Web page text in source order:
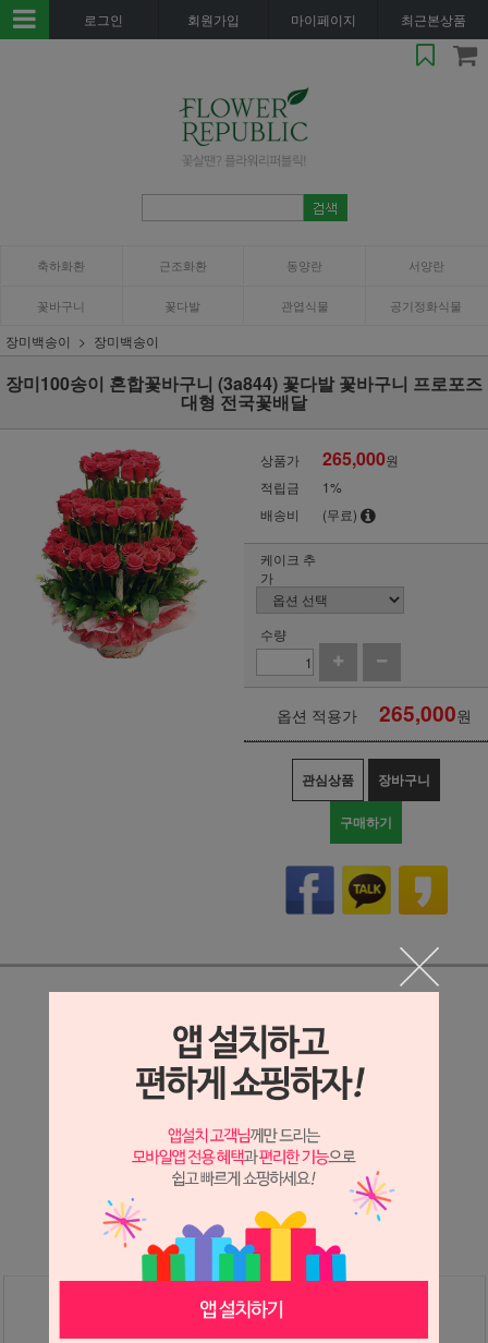
로그인 회원가입 마이페이지 최근본상품
축하화환 근조화환 동양란 서양란
꽃바구니 꽃다발 관엽식물 공기정화식물
장미백송이 장미백송이
장미100송이 혼합꽃바구니 (3a844) 꽃다발 꽃바구니 프로포즈
대형 전국꽃배달
상품가 265,000원
적립금
1%
배송비
(무료)
케이크 추
가
수량
옵션 적용가 265,000원
관심상품 장바구니
구매하기
상세정보 새창 열기
상세 정보를 확대해 보실 수 있습니다.
※ 필독해주세요 ※
는 시세 변동에 따라 가격이 달라질 수 있으니
문의 후 주문 바랍니다.